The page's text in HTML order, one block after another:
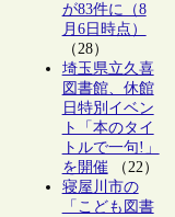
が83件に（8
月6日時点）
（28）
埼玉県立久喜
図書館、休館
日特別イベン
ト「本のタイ
トルで一句!」
を開催（22）
寝屋川市の
「こども図書